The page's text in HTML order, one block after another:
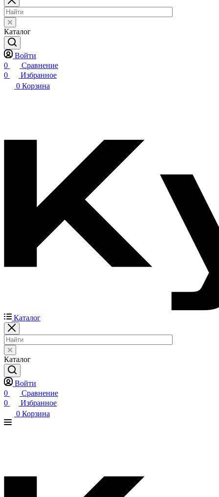
Каталог
Войти
0
Сравнение
0
Избранное
0 Корзина
Каталог
Каталог
Войти
0
Сравнение
0
Избранное
0 Корзина